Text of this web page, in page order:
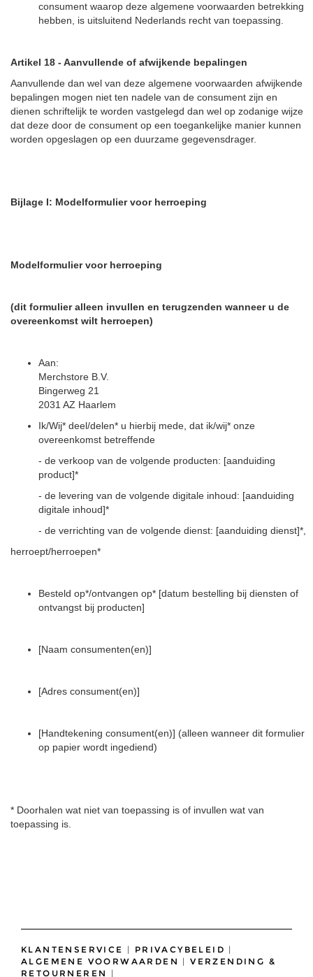
consument waarop deze algemene voorwaarden betrekking
hebben, is uitsluitend Nederlands recht van toepassing.
Artikel 18 - Aanvullende of afwijkende bepalingen
Aanvullende dan wel van deze algemene voorwaarden afwijkende
bepalingen mogen niet ten nadele van de consument zijn en
dienen schriftelijk te worden vastgelegd dan wel op zodanige wijze
dat deze door de consument op een toegankelijke manier kunnen
worden opgeslagen op een duurzame gegevensdrager.
Bijlage I: Modelformulier voor herroeping
Modelformulier voor herroeping
(dit formulier alleen invullen en terugzenden wanneer u de
overeenkomst wilt herroepen)
Aan:
Merchstore B.V.
Bingerweg 21
2031 AZ Haarlem
Ik/Wij* deel/delen* u hierbij mede, dat ik/wij* onze
overeenkomst betreffende
- de verkoop van de volgende producten: [aanduiding
product]*
- de levering van de volgende digitale inhoud: [aanduiding
digitale inhoud]*
- de verrichting van de volgende dienst: [aanduiding dienst]*,
herroept/herroepen*
Besteld op*/ontvangen op* [datum bestelling bij diensten of
ontvangst bij producten]
[Naam consumenten(en)]
[Adres consument(en)]
[Handtekening consument(en)] (alleen wanneer dit formulier
op papier wordt ingediend)
* Doorhalen wat niet van toepassing is of invullen wat van
toepassing is.
KLANTENSERVICE | PRIVACYBELEID |
ALGEMENE VOORWAARDEN |VERZENDING &
RETOURNEREN
|